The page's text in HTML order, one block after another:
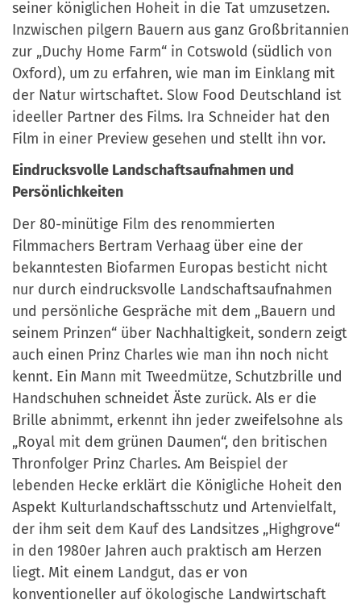
seiner königlichen Hoheit in die Tat umzusetzen.
Inzwischen pilgern Bauern aus ganz Großbritannien
zur „Duchy Home Farm“ in Cotswold (südlich von
Oxford), um zu erfahren, wie man im Einklang mit
der Natur wirtschaftet. Slow Food Deutschland ist
ideeller Partner des Films. Ira Schneider hat den
Film in einer Preview gesehen und stellt ihn vor.
Eindrucksvolle Landschaftsaufnahmen und
Persönlichkeiten
Der 80-minütige Film des renommierten
Filmmachers Bertram Verhaag über eine der
bekanntesten Biofarmen Europas besticht nicht
nur durch eindrucksvolle Landschaftsaufnahmen
und persönliche Gespräche mit dem „Bauern und
seinem Prinzen“ über Nachhaltigkeit, sondern zeigt
auch einen Prinz Charles wie man ihn noch nicht
kennt. Ein Mann mit Tweedmütze, Schutzbrille und
Handschuhen schneidet Äste zurück. Als er die
Brille abnimmt, erkennt ihn jeder zweifelsohne als
„Royal mit dem grünen Daumen“, den britischen
Thronfolger Prinz Charles. Am Beispiel der
lebenden Hecke erklärt die Königliche Hoheit den
Aspekt Kulturlandschaftsschutz und Artenvielfalt,
der ihm seit dem Kauf des Landsitzes „Highgrove“
in den 1980er Jahren auch praktisch am Herzen
liegt. Mit einem Landgut, das er von
konventioneller auf ökologische Landwirtschaft